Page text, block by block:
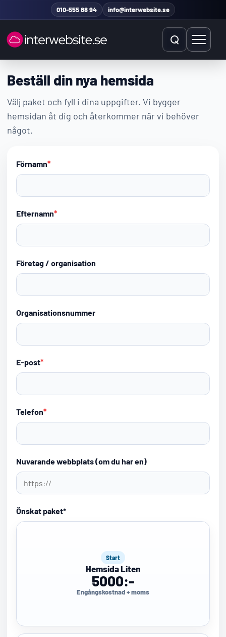
Hoppa till innehåll010-555 88 94 info@interwebsite.se
Öppna sökÖppna
Sök på hela sidan
Sök efter:
Beställ din nya hemsida
Välj paket och fyll i dina uppgifter. Vi bygger
hemsidan åt dig och återkommer när vi behöver
något.
Förnamn*
Efternamn*
Företag / organisation
Organisationsnummer
E-post*
Telefon*
Nuvarande webbplats (om du har en)
Önskat paket*
Hemsida
Start
Hemsida Liten
5000:-
Engångskostnad + moms